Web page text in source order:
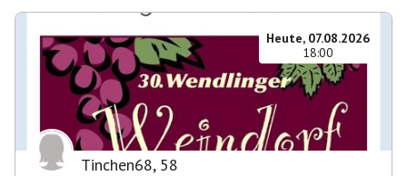
Heute, 07.08.2026
18:00
Tinchen68, 58